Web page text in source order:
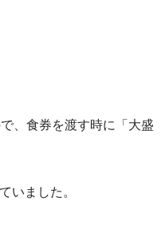
、食券を渡す時に「大盛
いました。